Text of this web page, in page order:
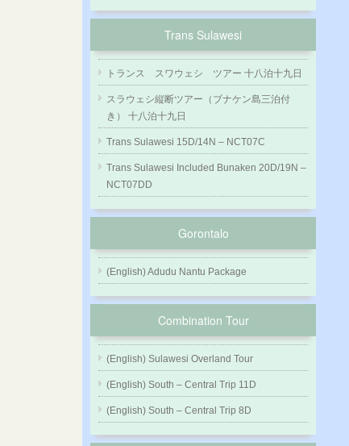
Trans Sulawesi
トランス スワウェシ ツアー 十八泊十九日
スラウェシ縦断ツアー（ブナケン島三泊付
き） 十八泊十九日
Trans Sulawesi 15D/14N – NCT07C
Trans Sulawesi Included Bunaken 20D/19N –
NCT07DD
Gorontalo
(English) Adudu Nantu Package
Combination Tour
(English) Sulawesi Overland Tour
(English) South – Central Trip 11D
(English) South – Central Trip 8D